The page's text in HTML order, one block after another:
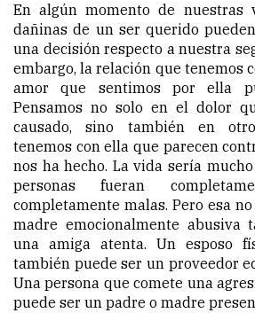
En algún momento de nuestras
dañinas de un ser querido
una decisión respecto a nuestra
embargo, la relación que tenemos
amor que sentimos por ella
Pensamos no solo en el dolor
causado, sino también en
tenemos con ella que parecen
nos ha hecho. La vida sería
personas fueran
completamente malas. Pero esa
madre emocionalmente abusiva
una amiga atenta. Un esposo
también puede ser un proveedor
Una persona que comete una
puede ser un padre o madre